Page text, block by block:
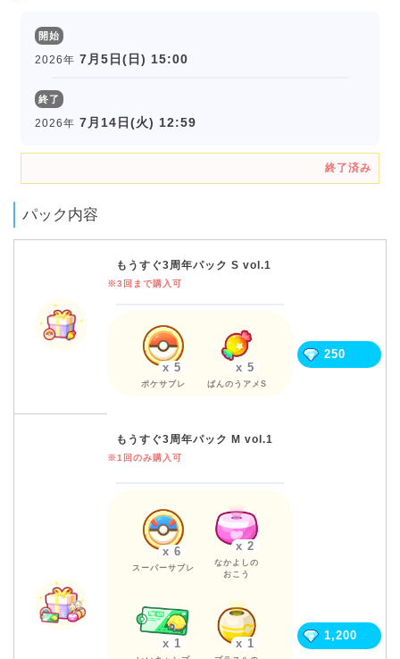
開始
2026年 7月5日(日) 15:00
終了
2026年 7月14日(火) 12:59
終了済み
パック内容
もうすぐ3周年パック S vol.1
※3回まで購入可
x 5
ポケサブレ
x 5
ばんのうアメS
250
もうすぐ3周年パック M vol.1
※1回のみ購入可
x 6
スーパーサブレ
x 2
なかよしの
おこう
x 1 x 1
1,200